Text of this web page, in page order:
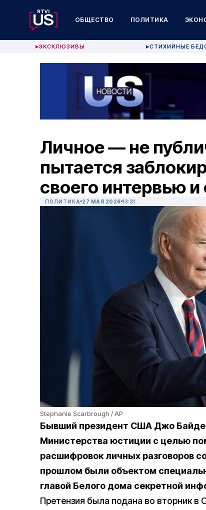
ОБЩЕСТВО ПОЛИТИКА
▶ЭКСКЛЮЗИВЫ ▶СТИХИЙНЫЕ
Личное — не
пытается
своего интервью
ПОЛИТИКА 27 МАЯ 2026 13:31
Stephanie Scarbrough / AP
Бывший президент США Джо
Министерства юстиции с целью
расшифровок личных разговоров
прошлом были объектом
главой Белого дома секретной
Претензия была подана во вторник